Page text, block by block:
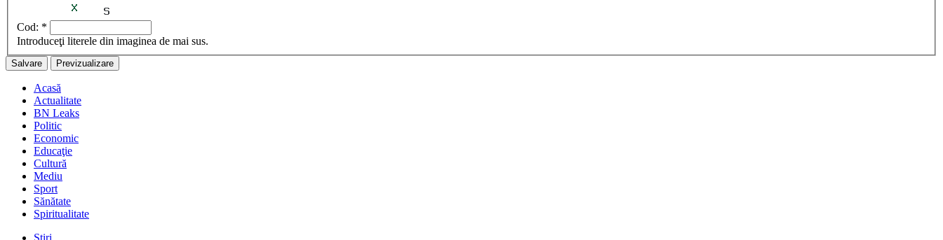
Cod: *
Introduceţi literele din imaginea de mai sus.
Acasă
Actualitate
BN Leaks
Politic
Economic
Educaţie
Cultură
Mediu
Sport
Sănătate
Spiritualitate